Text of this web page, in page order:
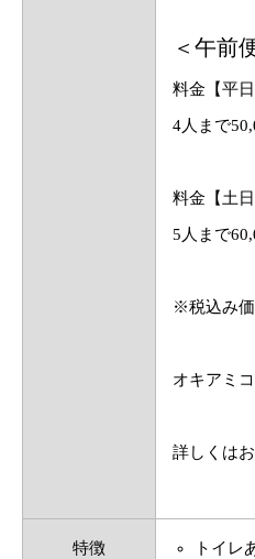
＜午前
料金【平日
4人まで
料金【土
5人まで
※税込み価
オキアミ
詳しくは
特徴 トイレ